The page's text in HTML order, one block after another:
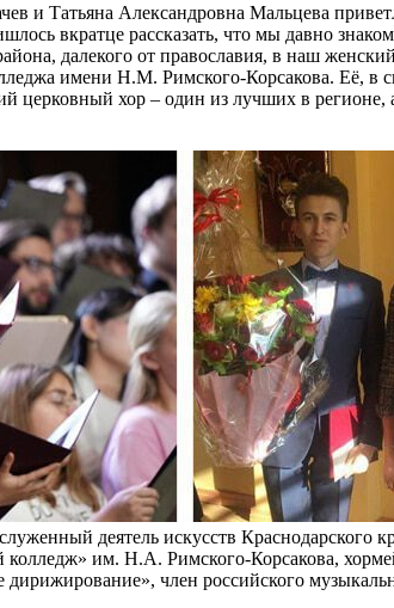
и Татьяна Александровна Мальцева
вкратце рассказать, что мы давно
далекого от православия, в наш
имени Н.М. Римского-Корсакова. Её, в
церковный хор – один из лучших в
деятель искусств Краснодарского
им. Н.А. Римского-Корсакова,
дирижирование», член российского